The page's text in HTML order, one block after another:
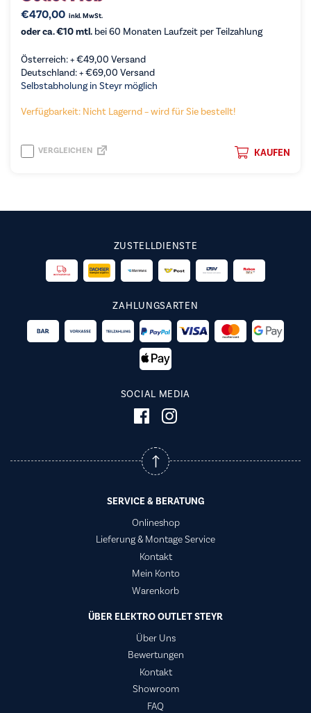
€470,00 inkl. MwSt.
oder ca. €10 mtl. bei 60 Monaten Laufzeit per Teilzahlung
Österreich: +€49,00 Versand
Deutschland: +€69,00 Versand
Selbstabholung in Steyr möglich
Verfügbarkeit: Nicht Lagernd – wird für Sie bestellt!
KAUFEN
VERGLEICHEN
ZUSTELLDIENSTE
ZAHLUNGSARTEN
SOCIAL MEDIA
SERVICE & BERATUNG
Onlineshop
Lieferung & Montage Service
Kontakt
Mein Konto
Warenkorb
ÜBER ELEKTRO OUTLET STEYR
Über Uns
Bewertungen
Kontakt
Showroom
FAQ